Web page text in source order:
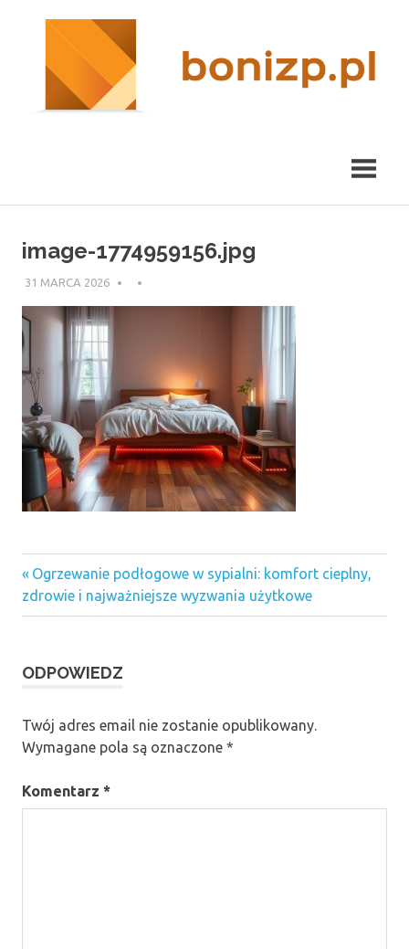
nieruchomości
Kraków
image-1774959156.jpg
31 MARCA 2026
Nawigacja
wpisu
Previous
Post:
Ogrzewanie podłogowe w sypialni: komfort cieplny,
zdrowie i najważniejsze wyzwania użytkowe
ODPOWIEDZ
Twój adres email nie zostanie opublikowany.
Wymagane pola są oznaczone *
Komentarz *